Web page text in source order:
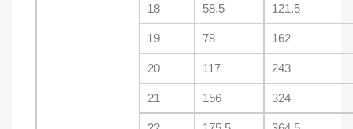
18 58.5 121.5
19 78 162
20 117 243
21 156 324